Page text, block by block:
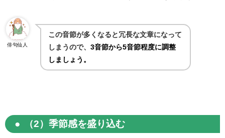
俳句仙人
この音節が多くなると冗長な文章になって
しまうので、3音節から5音節程度に調整
しましょう。
（2 ）季節感を盛り込む